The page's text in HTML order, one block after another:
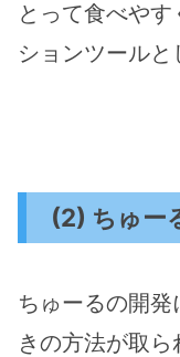
とって食べや
ションツールと
(2) ちゅー
ちゅーるの開
きの方法が取ら